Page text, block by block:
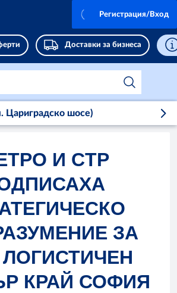
Доставки за бизнеса
Регистрация/Вход
Цариградско шосе)
И CTP
ЗА
КРАЙ СОФИЯ